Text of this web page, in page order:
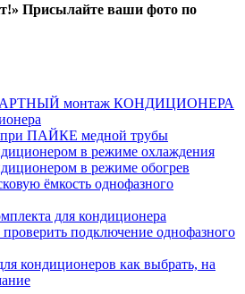
Присылайте ваши фото по
монтаж КОНДИЦИОНЕРА
ПАЙКЕ медной трубы
в режиме охлаждения
в режиме обогрев
ёмкость однофазного
для кондиционера
подключение однофазного
как выбрать, на